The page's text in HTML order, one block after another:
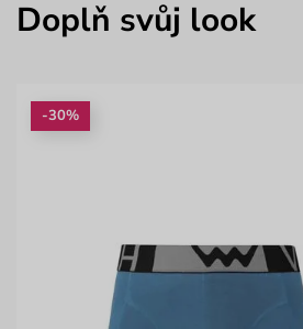
Doplň svůj look
-30%